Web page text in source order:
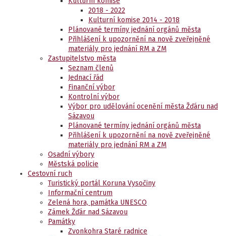
2018 - 2022
Kulturní komise 2014 - 2018
Plánované termíny jednání orgánů města
Přihlášení k upozornění na nově zveřejněné
materiály pro jednání RM a ZM
Zastupitelstvo města
Seznam členů
Jednací řád
Finanční výbor
Kontrolní výbor
Výbor pro udělování ocenění města Žďáru nad
Sázavou
Plánované termíny jednání orgánů města
Přihlášení k upozornění na nově zveřejněné
materiály pro jednání RM a ZM
Osadní výbory
Městská policie
Cestovní ruch
Turistický portál Koruna Vysočiny
Informační centrum
Zelená hora, památka UNESCO
Zámek Žďár nad Sázavou
Památky
Zvonkohra Staré radnice